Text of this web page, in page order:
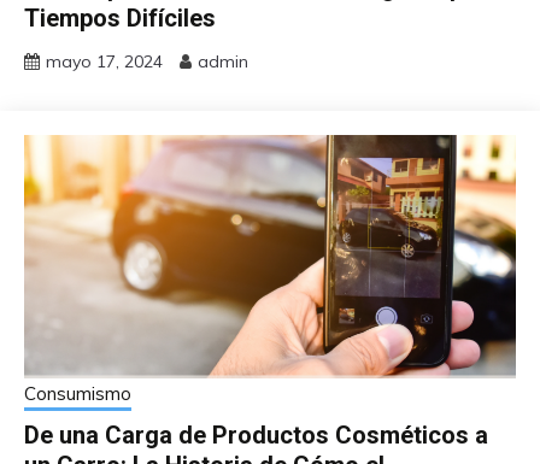
Tiempos Difíciles
mayo 17, 2024 admin
Consumismo
De una Carga de Productos Cosméticos a